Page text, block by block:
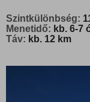
Szintkülönbség:
Menetidő: kb. 6-7
Táv: kb. 12 km